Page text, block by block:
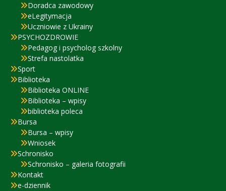
Doradca zawodowy
eLegitymacja
Uczniowie z Ukrainy
PSYCHOZDROWIE
Pedagog i psycholog szkolny
Strefa nastolatka
Sport
Biblioteka
Biblioteka ONLINE
Biblioteka – wpisy
biblioteka poleca
Bursa
Bursa – wpisy
Wniosek
Schronisko
Schronisko – galeria fotografii
Kontakt
e-dziennik